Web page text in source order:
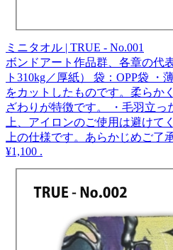
ミニタオル | TRUE - No.001
ボンドアート作品群、各章の代
ト310kg／厚紙） 袋：OPP袋
をカットしたものです。柔らか
ざわりが特徴です。 ・毛羽立
上、アイロンのご使用は避け
上の仕様です。あらかじめご了
¥1,100 .